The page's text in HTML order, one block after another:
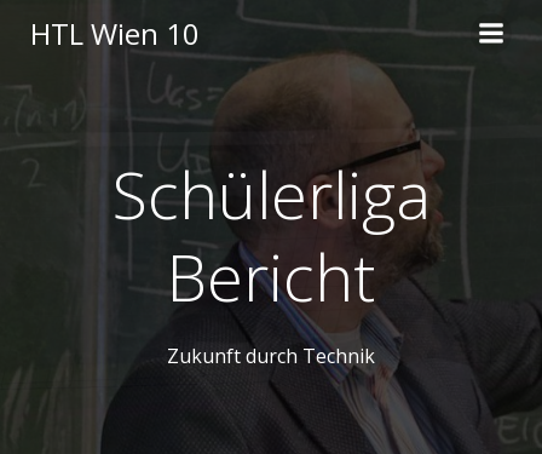
content
HTL Wien 10
Schülerliga
Bericht
Zukunft durch Technik